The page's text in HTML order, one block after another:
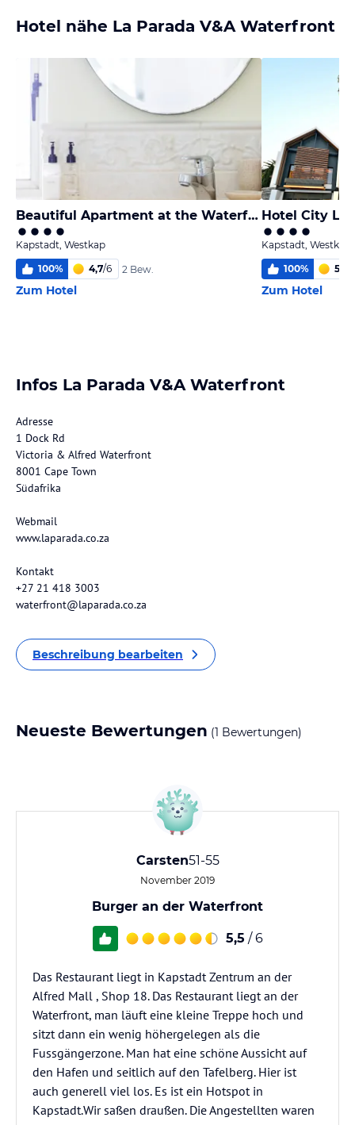
Hotel nähe La Parada V&A Waterfront
Beautiful Apartment at the Waterfront Marina Altmore 001
Kapstadt, Westkap
100% 4,7/6 2 Bew.
Zum Hotel
Hotel City
Kapstadt, Westkap
100% 5,5
Zum Hotel
Infos La Parada V&A Waterfront
Adresse
1 Dock Rd
Victoria & Alfred Waterfront
8001 Cape Town
Südafrika
Webmail
www.laparada.co.za
Kontakt
+27 21 418 3003
waterfront@laparada.co.za
Beschreibung bearbeiten
Neueste Bewertungen (1 Bewertungen)
Carsten51-55
November 2019
Burger an der Waterfront
5,5 / 6
Das Restaurant liegt in Kapstadt Zentrum an der
Alfred Mall , Shop 18. Das Restaurant liegt an der
Waterfront, man läuft eine kleine Treppe hoch und
sitzt dann ein wenig höhergelegen als die
Fussgängerzone. Man hat eine schöne Aussicht auf
den Hafen und seitlich auf den Tafelberg. Hier ist
auch generell viel los. Es ist ein Hotspot in
Kapstadt.Wir saßen draußen. Die Angestellten waren